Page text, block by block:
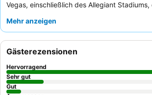
Vegas, einschließlich des Allegiant Stadiums,
Auswahl an warmen und frischen Speisen ist
Gäste loben durchweg das
den Serviceund heben deren Freundlichkeit
Hilfsbereitschaft hervor. Für ein ruhigeres
sich, ein Zimmer in einer höheren Etage
Baustelle zeigt, anzufragen.
Mehr anzeigen
Gästerezensionen
Hervorragend
Sehr gut
Gut